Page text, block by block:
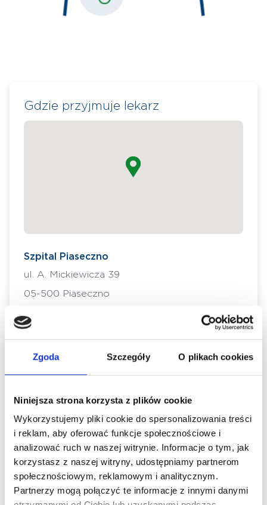
Zgoda Szczegóły O plikach cookies
Niniejsza strona korzysta z plików cookie
Wykorzystujemy pliki cookie do spersonalizowania treści
i reklam, aby oferować funkcje społecznościowe i
analizować ruch w naszej witrynie. Informacje o tym, jak
korzystasz z naszej witryny, udostępniamy partnerom
społecznościowym, reklamowym i analitycznym.
Partnerzy mogą połączyć te informacje z innymi danymi
Gdzie przyjmuje lekarz
Szpital Piaseczno
ul. A. Mickiewicza 39
05-500 Piaseczno
Szpital Piaseczno
05-500 Piaseczno
Poradnie lekarza
Szpital Piaseczno
Pulmonologiczna - NFZ